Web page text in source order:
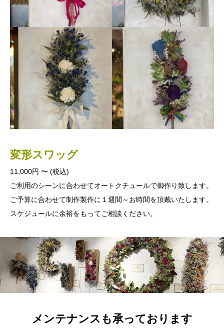
変形スワッグ
11,000円 〜 (税込)
ご利用のシーンに合わせてオートクチュールで御作り致します。
ご予算に合わせて制作製作に１週間～お時間を頂戴いたします。
スケジュールに余裕をもってご相談ください。
メンテナンスも承っております